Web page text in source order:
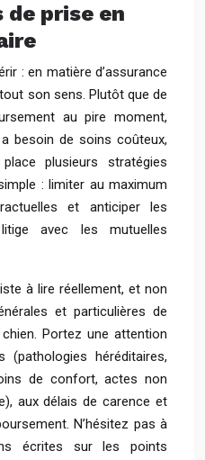
prise en
: en matière d’assurance
son sens. Plutôt que de
au pire moment,
besoin de soins coûteux,
plusieurs stratégies
: limiter au maximum
et anticiper les
avec les mutuelles
à lire réellement, et non
et particulières de
Portez une attention
(pathologies héréditaires,
de confort, actes non
aux délais de carence et
N’hésitez pas à
écrites sur les points